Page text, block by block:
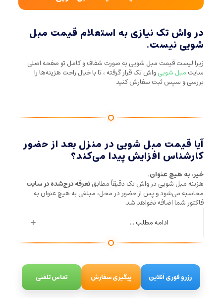
در واش تک نیازی به استعلام قیمت مبل
شویی نیست.
زیرا لیست قیمت مبل شویی به صورت شفاف و کامل تو صفحه اصلی
سایت مبل شوییواش تک قرار گرفته ، تا با خیال راحت هزینه‌ها را
بررسی و سپس ثبت سفارش کنید
آیا قیمت مبل شویی در منزل بعد از حضور
کارشناس افزایش پیدا می‌کند؟
خیر، به هیچ عنوان.
هزینه مبل شویی در واش تک دقیقاً مطابقتعرفه درج‌شده در سایت
محاسبه می‌شود و پس از حضور در محل، مبلغی به هیچ عنوان به
فاکتور شما اضافه نخواهد شد.
ادامه مطلب ...
رزرو فوری آنلاین پیگیری سفارش تماس تلفنی